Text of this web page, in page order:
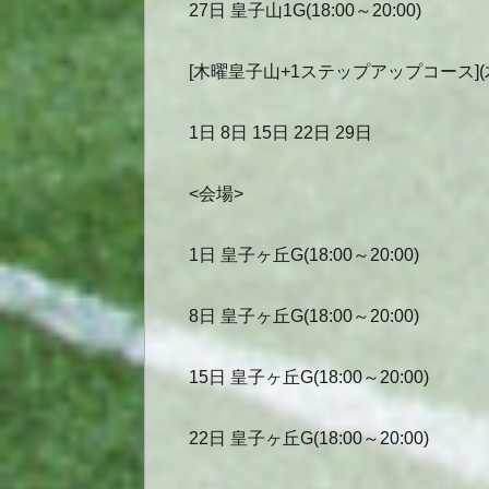
27日 皇子山1G(18:00～20:00)
[木曜皇子山+1ステップアップコース
1日 8日 15日 22日 29日
<会場>
1日 皇子ヶ丘G(18:00～20:00)
8日 皇子ヶ丘G(18:00～20:00)
15日 皇子ヶ丘G(18:00～20:00)
22日 皇子ヶ丘G(18:00～20:00)